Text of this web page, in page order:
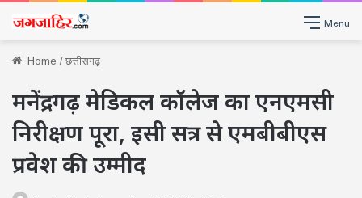
Menu
Home/छत्तीसगढ़
मनेंद्रगढ़ मेडिकल कॉलेज का एनएमसी
निरीक्षण पूरा, इसी सत्र से एमबीबीएस
प्रवेश की उम्मीद